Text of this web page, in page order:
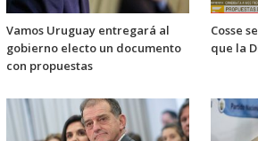
Vamos Uruguay entregará al
gobierno electo un documento
con propuestas
Cosse
que la